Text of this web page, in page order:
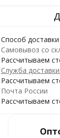
Способ доставки
Самовывоз со
Рассчитываем
Служба
Рассчитываем
Почта России
Рассчитываем